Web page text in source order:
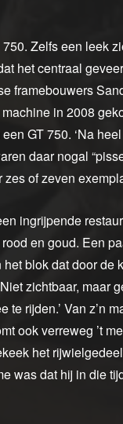
Zelfs een leek
het centraal
framebouwers
in 2008
GT 750. ‘Na
daar nogal
of zeven
ingrijpende
en goud. Een
blok dat door de
zichtbaar, maar
rijden.’ Van z’n
ook verreweg ’t
het
was dat hij in die